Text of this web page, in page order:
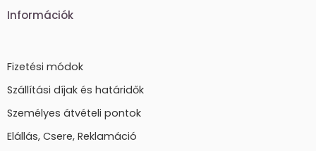
Információk
Fizetési módok
Szállítási díjak és határidők
Személyes átvételi pontok
Elállás, Csere, Reklamáció